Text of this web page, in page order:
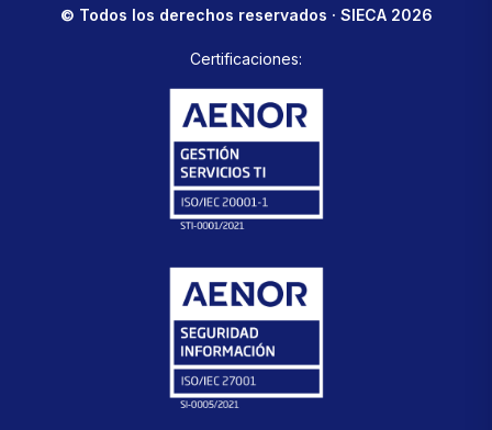
© Todos los derechos reservados · SIECA 2026
Certificaciones: